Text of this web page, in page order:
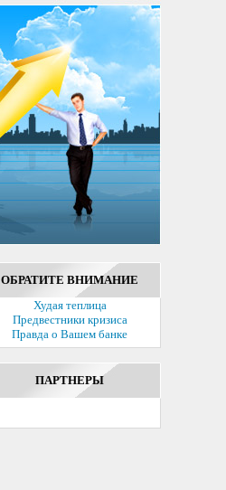
ОБРАТИТЕ ВНИМАНИЕ
Худая теплица
Предвестники кризиса
Правда о Вашем банке
ПАРТНЕРЫ